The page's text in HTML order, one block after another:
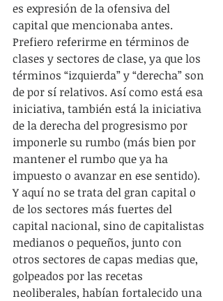
es expresión de la ofensiva del
capital que mencionaba antes.
Prefiero referirme en términos de
clases y sectores de clase, ya que los
términos “izquierda” y “derecha” son
de por sí relativos. Así como está esa
iniciativa, también está la iniciativa
de la derecha del progresismo por
imponerle su rumbo (más bien por
mantener el rumbo que ya ha
impuesto o avanzar en ese sentido).
Y aquí no se trata del gran capital o
de los sectores más fuertes del
capital nacional, sino de capitalistas
medianos o pequeños, junto con
otros sectores de capas medias que,
golpeados por las recetas
neoliberales, habían fortalecido una